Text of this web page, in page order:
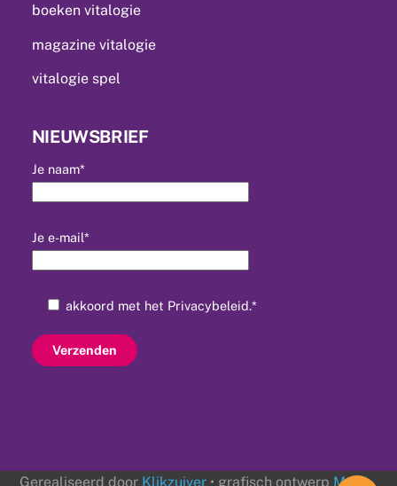
boeken vitalogie
magazine vitalogie
vitalogie spel
NIEUWSBRIEF
Je naam*
Je e-mail*
akkoord met het Privacybeleid.*
Gerealiseerd door Klikzuiver • grafisch ontwerp Mr